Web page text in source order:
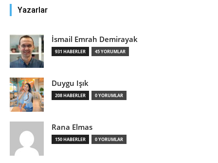
Yazarlar
İsmail Emrah Demirayak
931 HABERLER 45 YORUMLAR
Duygu Işık
208 HABERLER 0 YORUMLAR
Rana Elmas
150 HABERLER 0 YORUMLAR